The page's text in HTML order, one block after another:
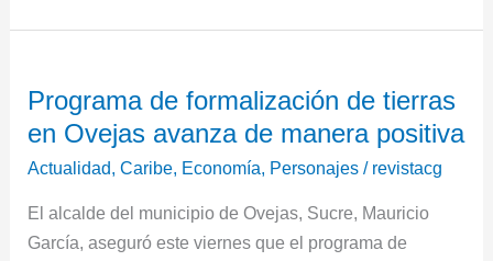
Programa de formalización de tierras
en Ovejas avanza de manera positiva
Actualidad,Caribe, Economía, Personajes / revistacg
El alcalde del municipio de Ovejas, Sucre, Mauricio
García, aseguró este viernes que el programa de
de
formalización
de
en
Ovejas